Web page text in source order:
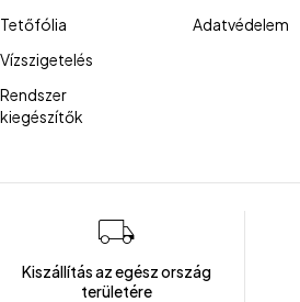
Tetőfólia
Vízszigetelés
Rendszer
kiegészítők
Adatvédelem
Kiszállítás az egész ország
területére